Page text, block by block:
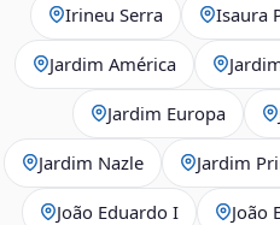
Irineu Serra Isaura
Jardim América
Jardim Europa
Jardim Nazle Jardim
João Eduardo I João